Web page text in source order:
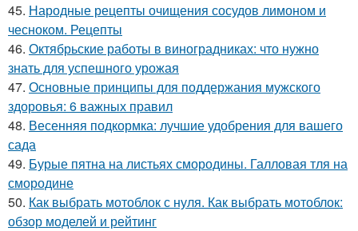
45. Народные рецепты очищения сосудов лимоном и
чесноком. Рецепты
46. Октябрьские работы в виноградниках: что нужно
знать для успешного урожая
47. Основные принципы для поддержания мужского
здоровья: 6 важных правил
48. Весенняя подкормка: лучшие удобрения для вашего
сада
49. Бурые пятна на листьях смородины. Галловая тля на
смородине
50. Как выбрать мотоблок с нуля. Как выбрать мотоблок:
обзор моделей и рейтинг